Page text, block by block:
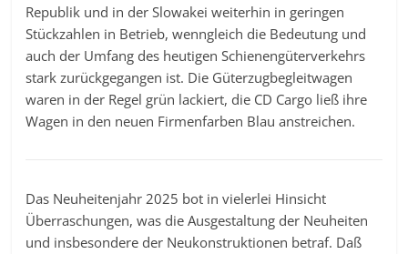
Republik und in der Slowakei weiterhin in geringen
Stückzahlen in Betrieb, wenngleich die Bedeutung und
auch der Umfang des heutigen Schienengüterverkehrs
stark zurückgegangen ist. Die Güterzugbegleitwagen
waren in der Regel grün lackiert, die CD Cargo ließ ihre
Wagen in den neuen Firmenfarben Blau anstreichen.
Das Neuheitenjahr 2025 bot in vielerlei Hinsicht
Überraschungen, was die Ausgestaltung der Neuheiten
und insbesondere der Neukonstruktionen betraf. Daß